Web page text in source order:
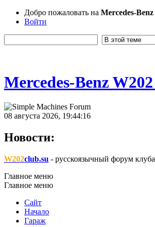
Добро пожаловать на Mercedes-
Войти
Mercedes-Benz
08 августа 2026, 19:44:16
Новости:
W202club.su - русскоязычный форум
Главное меню
Главное меню
Сайт
Начало
Гараж